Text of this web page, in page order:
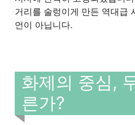
거리를 술렁이게 만든 역대급
언이 아닙니다.
화제의 중심,
른가?